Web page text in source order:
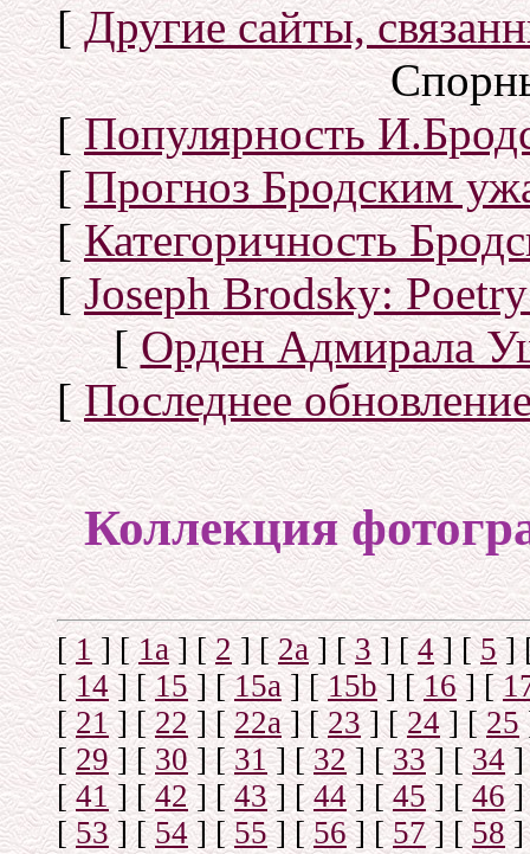
[Другие сайты,
[Популярность
[Прогноз Бродским
[Категоричность
[Joseph Brodsky:
[Орден Адмирала
[Последнее
Коллекция
[1] [1а] [2] [2а] [3] [4] [5]
[14] [15] [15a] [15b] [16] [
[21] [22] [22a] [23] [24] [25
[29] [30 ] [31] [32] [33] [34]
[41] [42] [43] [44] [45] [46]
[53] [54] [55] [56] [57] [58]